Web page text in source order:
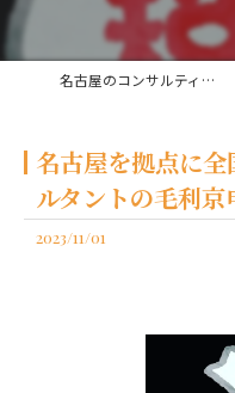
名古屋のコンサルティングなら経営コンサルタント毛利京申
名古屋を拠点に
ルタントの毛利京
2023/11/01